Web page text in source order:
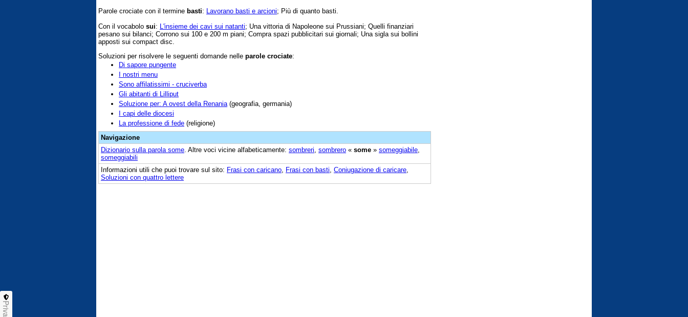
Parole crociate con il termine basti: Lavorano basti e arcioni; Più di quanto basti.
Con il vocabolo sui: L'insieme dei cavi sui natanti; Una vittoria di Napoleone sui Prussiani; Quelli finanziari
pesano sui bilanci; Corrono sui 100 e 200 m piani; Compra spazi pubblicitari sui giornali; Una sigla sui bollini
apposti sui compact disc.
Soluzioni per risolvere le seguenti domande nelle parole crociate:
Di sapore pungente
I nostri menu
Sono affilatissimi - cruciverba
Gli abitanti di Lilliput
Soluzione per: A ovest della Renania (geografia, germania)
I capi delle diocesi
La professione di fede (religione)
Navigazione
Dizionario sulla parola some . Altre voci vicine alfabeticamente: sombreri sombrero « some » someggiabile
someggiabili
Informazioni utili che puoi trovare sul sito: Frasi con caricano Frasi con basti Coniugazione di caricare
Soluzioni con quattro lettere